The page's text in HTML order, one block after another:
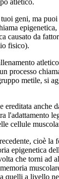
atletico.
geni, ma puoi
causato da
fisico).
processo
metile, si
ereditata anche
l'adattamento
cellule
cioè la
epigenetica
che torni ad
quelli a livello